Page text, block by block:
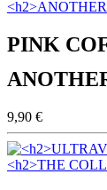
PINK
9,90 €